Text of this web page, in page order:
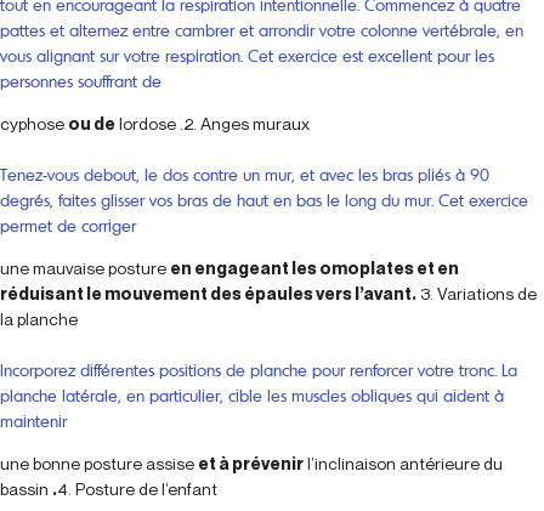
pattes et alternez entre cambrer et arrondir votre colonne vertébrale, en
vous alignant sur votre respiration. Cet exercice est excellent pour les
personnes souffrant de
cyphose ou delordose 2. Anges muraux
Tenez-vous debout, le dos contre un mur, et avec les bras pliés à 90
degrés, faites glisser vos bras de haut en bas le long du mur. Cet exercice
permet de corriger
une mauvaise posture en engageant les omoplates et en
réduisant le mouvement des épaules vers l’avant. 3. Variations de
la planche
Incorporez différentes positions de planche pour renforcer votre tronc. La
planche latérale, en particulier, cible les muscles obliques qui aident à
maintenir
une bonne posture assise et à prévenirl’inclinaison antérieure du
bassin .4. Posture de l’enfant